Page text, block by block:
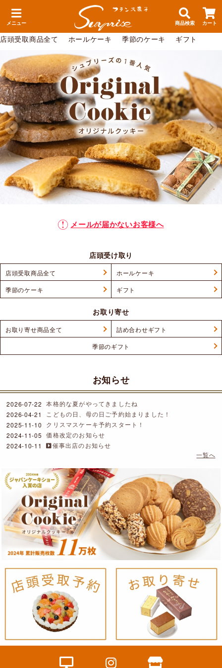
メニュー 商品検索 カート
店頭受取商品全て ホールケーキ 季節のケーキ ギフト
メールが届かないお客様へ
店頭受け取り
店頭受取商品全て
ホールケーキ
季節のケーキ
ギフト
お取り寄せ
お取り寄せ商品全て
詰め合わせギフト
季節のギフト
お知らせ
2026-07-22
本格的な夏がやってきましたね
2026-04-21
こどもの日、母の日ご予約始まりました！
2025-11-10
クリスマスケーキ予約スタート！
2024-11-05
価格改定のお知らせ
2024-10-11
催事出店のお知らせ
一覧へ